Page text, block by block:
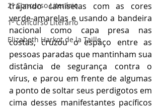
2º Concurso Literário
1º Concurso Literário
Elizabeth Harkot de la Taille
trajando camisetas com as cores
verde-amarelas e usando a bandeira
nacional como capa presa nas
costas, cruzou o espaço entre as
pessoas paradas que mantinham sua
distância de segurança contra o
vírus, e parou em frente de algumas
a ponto de soltar seus perdigotos em
cima desses manifestantes pacíficos